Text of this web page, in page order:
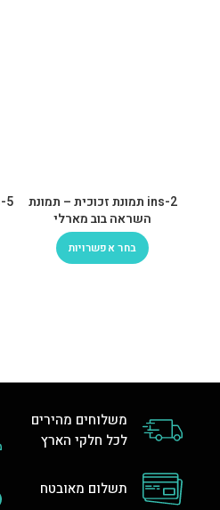
ins-2 תמונת זכוכית – תמונת
השראה בוב מארלי
בחר אפשרויות
משלוחים מהירים
לכל חלקי הארץ
תשלום מאובטח